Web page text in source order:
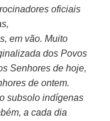
oficiais
em vão. Muito
dos Povos
Senhores de hoje,
de ontem.
subsolo indígenas
a cada dia